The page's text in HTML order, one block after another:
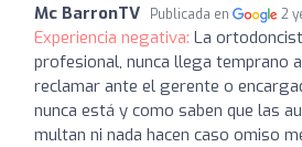
Mc BarronTV Publicada en 2
Experiencia negativa: La
profesional, nunca llega temprano
reclamar ante el gerente o
nunca está y como saben que las
multan ni nada hacen caso omiso